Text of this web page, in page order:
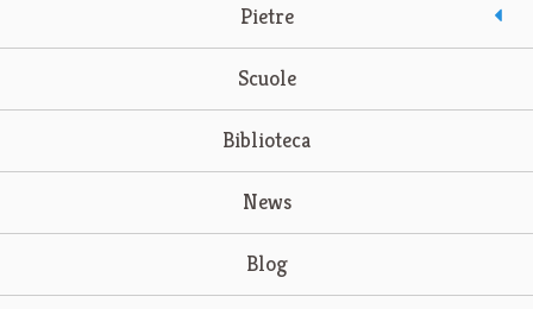
Pietre
Scuole
Biblioteca
News
Blog